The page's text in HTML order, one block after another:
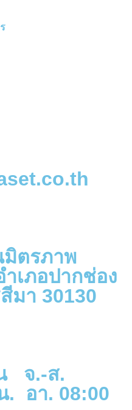
มิตรภาพ
เภอปากช่อง
มา 30130
จ.-ส.
. อา. 08:00